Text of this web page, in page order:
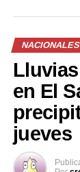
Los
las
con la
necesidad
aumenta el
del país.
NACIONALES
en El
jueves